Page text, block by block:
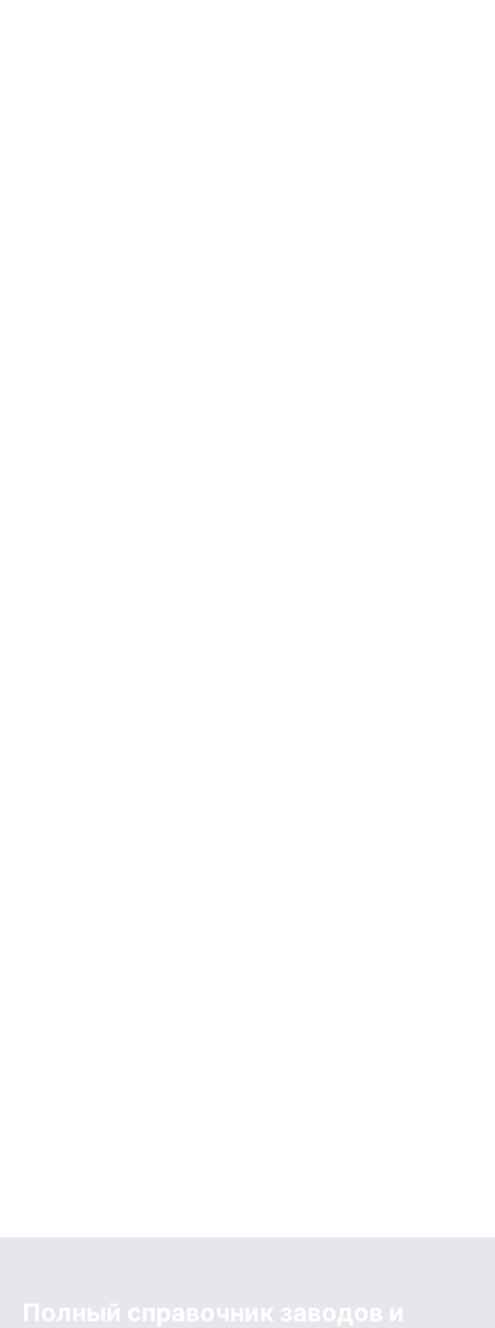
Полный справочник заводов и